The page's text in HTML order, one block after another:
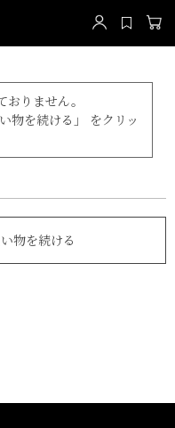
りません。
物を続ける」 をクリッ
物を続ける